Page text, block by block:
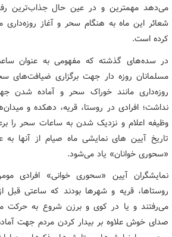
می‌دهد مهمترین و در عین حال جذاب‌ترین
شعائر این ماه به هنگام سحر و آغاز روزه‌داری
کرده است.
در سده‌های گذشته که مفهومی به عنوان
مسلمانان روزه دار جهت برگزاری ضیافت‌های
روزه‌داری مانند خوراک سحر و آماده شدن
نداشت؛ افرادی در روستا، قریه، دهکده و
وظیفه اعلام و نزدیک شدن به ساعات سحر را
تاریخ آیین های نمایشی ماه صیام از آنها
«سحوری خوانان» یاد می‌شود.
نمایشگران آیین «سحوری خوانی» افرادی
روستاها، قریه و شهرها بودند که ساعتی قبل
می‌رفتند و یا در کوی و برزن شروع به حرکت
صدای خوش علاوه بر بیدار کردن مردم جهت